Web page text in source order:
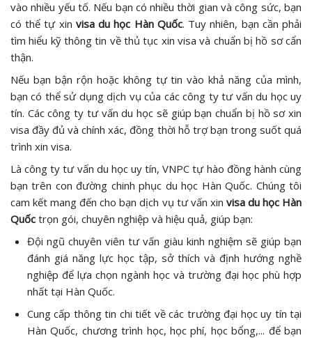
vào nhiều yếu tố. Nếu bạn có nhiều thời gian và công sức, bạn
có thể tự xin visa du học Hàn Quốc. Tuy nhiên, bạn cần phải
tìm hiểu kỹ thông tin về thủ tục xin visa và chuẩn bị hồ sơ cẩn
thận.
Nếu bạn bận rộn hoặc không tự tin vào khả năng của mình,
bạn có thể sử dụng dịch vụ của các công ty tư vấn du học uy
tín. Các công ty tư vấn du học sẽ giúp bạn chuẩn bị hồ sơ xin
visa đầy đủ và chính xác, đồng thời hỗ trợ bạn trong suốt quá
trình xin visa.
Là công ty tư vấn du học uy tín, VNPC tự hào đồng hành cùng
bạn trên con đường chinh phục du học Hàn Quốc. Chúng tôi
cam kết mang đến cho bạn dịch vụ tư vấn xin visa du học Hàn
Quốc trọn gói, chuyên nghiệp và hiệu quả, giúp bạn:
Đội ngũ chuyên viên tư vấn giàu kinh nghiệm sẽ giúp bạn
đánh giá năng lực học tập, sở thích và định hướng nghề
nghiệp để lựa chọn ngành học và trường đại học phù hợp
nhất tại Hàn Quốc.
Cung cấp thông tin chi tiết về các trường đại học uy tín tại
Hàn Quốc, chương trình học, học phí, học bổng,... để bạn